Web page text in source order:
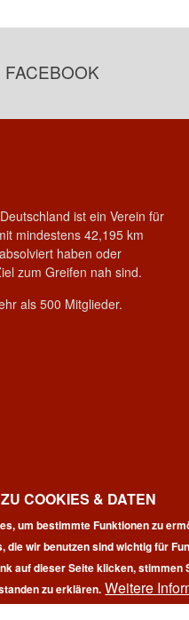
ist ein Verein für
mindestens 42,195 km
haben oder
zum Greifen nah sind.
als 500 Mitglieder.
COOKIES & DATEN
um bestimmte Funktionen zu
die wir benutzen sind wichtig für
auf dieser Seite klicken, stimmen
zu erklären. Weitere